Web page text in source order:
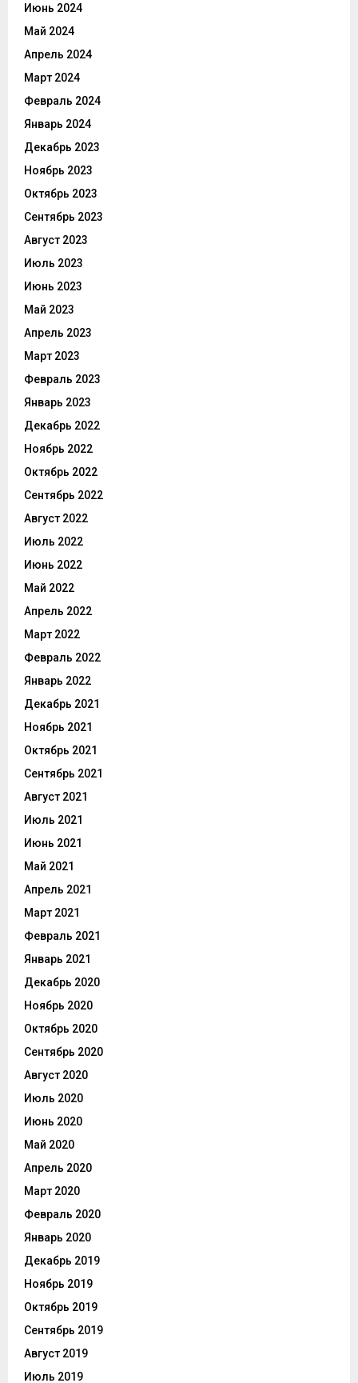
Июнь 2024
Май 2024
Апрель 2024
Март 2024
Февраль 2024
Январь 2024
Декабрь 2023
Ноябрь 2023
Октябрь 2023
Сентябрь 2023
Август 2023
Июль 2023
Июнь 2023
Май 2023
Апрель 2023
Март 2023
Февраль 2023
Январь 2023
Декабрь 2022
Ноябрь 2022
Октябрь 2022
Сентябрь 2022
Август 2022
Июль 2022
Июнь 2022
Май 2022
Апрель 2022
Март 2022
Февраль 2022
Январь 2022
Декабрь 2021
Ноябрь 2021
Октябрь 2021
Сентябрь 2021
Август 2021
Июль 2021
Июнь 2021
Май 2021
Апрель 2021
Март 2021
Февраль 2021
Январь 2021
Декабрь 2020
Ноябрь 2020
Октябрь 2020
Сентябрь 2020
Август 2020
Июль 2020
Июнь 2020
Май 2020
Апрель 2020
Март 2020
Февраль 2020
Январь 2020
Декабрь 2019
Ноябрь 2019
Октябрь 2019
Сентябрь 2019
Август 2019
Июль 2019